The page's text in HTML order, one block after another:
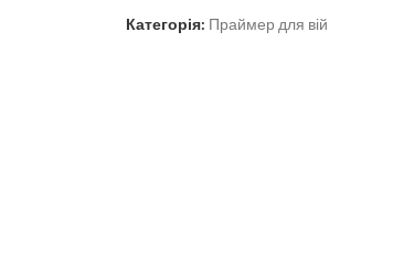
Категорія: Праймер для вій